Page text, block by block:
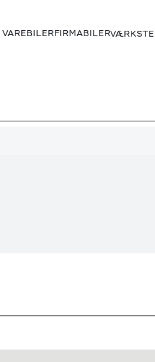
VAREBILERFIRMABILER